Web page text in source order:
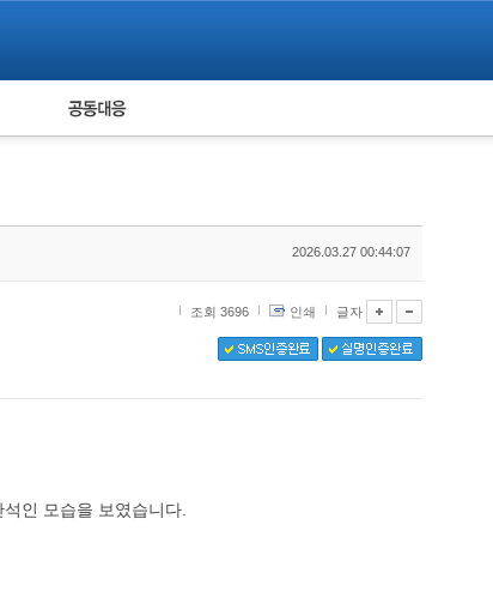
피해자 공동대응
2026.03.27 00:44:07
조회 3696 인쇄 글자
인 모습을 보였습니다.